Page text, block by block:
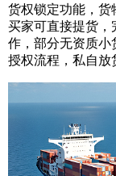
货权锁定功能，货
买家可直接提货，
作，部分无资质小
授权流程，私自放